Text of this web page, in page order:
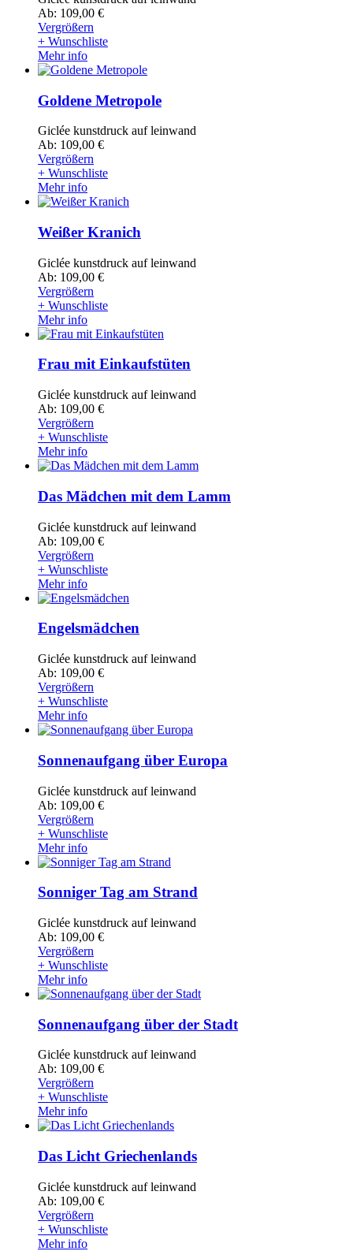
Ab: 109,00 €
Vergrößern
+ Wunschliste
Mehr info
Goldene Metropole
Giclée kunstdruck auf leinwand
Ab: 109,00 €
Vergrößern
+ Wunschliste
Mehr info
Weißer Kranich
Giclée kunstdruck auf leinwand
Ab: 109,00 €
Vergrößern
+ Wunschliste
Mehr info
Frau mit Einkaufstüten
Giclée kunstdruck auf leinwand
Ab: 109,00 €
Vergrößern
+ Wunschliste
Mehr info
Das Mädchen mit dem Lamm
Giclée kunstdruck auf leinwand
Ab: 109,00 €
Vergrößern
+ Wunschliste
Mehr info
Engelsmädchen
Giclée kunstdruck auf leinwand
Ab: 109,00 €
Vergrößern
+ Wunschliste
Mehr info
Sonnenaufgang über Europa
Giclée kunstdruck auf leinwand
Ab: 109,00 €
Vergrößern
+ Wunschliste
Mehr info
Sonniger Tag am Strand
Giclée kunstdruck auf leinwand
Ab: 109,00 €
Vergrößern
+ Wunschliste
Mehr info
Sonnenaufgang über der Stadt
Giclée kunstdruck auf leinwand
Ab: 109,00 €
Vergrößern
+ Wunschliste
Mehr info
Das Licht Griechenlands
Giclée kunstdruck auf leinwand
Ab: 109,00 €
Vergrößern
+ Wunschliste
Mehr info